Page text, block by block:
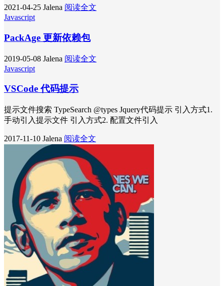
2021-04-25 Jalena 阅读全文
Javascript
PackAge 更新依赖包
2019-05-08 Jalena 阅读全文
Javascript
VSCode 代码提示
提示文件搜索 TypeSearch @types Jquery代码提示 引入方式1.
手动引入提示文件 引入方式2. 配置文件引入
2017-11-10 Jalena 阅读全文